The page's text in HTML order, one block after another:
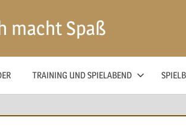
macht Spaß
TRAINING UND SPIELABEND